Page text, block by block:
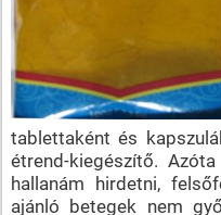
tablettaként és
étrend-kiegészítő.
hallanám hirdetni,
ajánló betegek nem